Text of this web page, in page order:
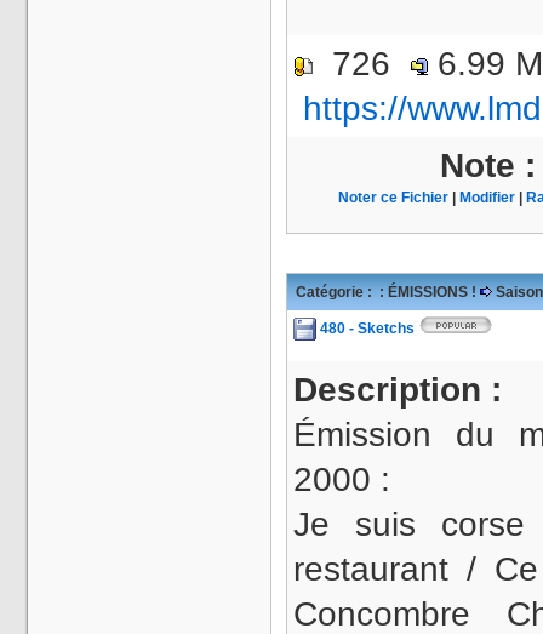
726
6.99
https://
Note
Noter ce Fichier Modifier
Catégorie : : ÉMISSIONS !
480 - Sketchs
Description :
Émission du
2000 :
Je suis
restaurant /
Concombre